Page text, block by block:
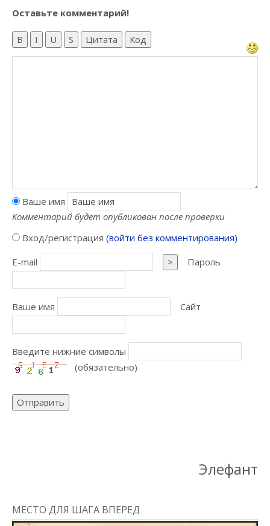
Оставьте комментарий!
B I U S Цитата Код
Ваше имя
Комментарий будет опубликован после проверки
Вход/регистрация (войти без комментирования)
E-mail
> Пароль
Ваше имя Сайт
Введите нижние символы
(обязательно)
Отправить
Элефант
МЕСТО ДЛЯ ШАГА ВПЕРЕД